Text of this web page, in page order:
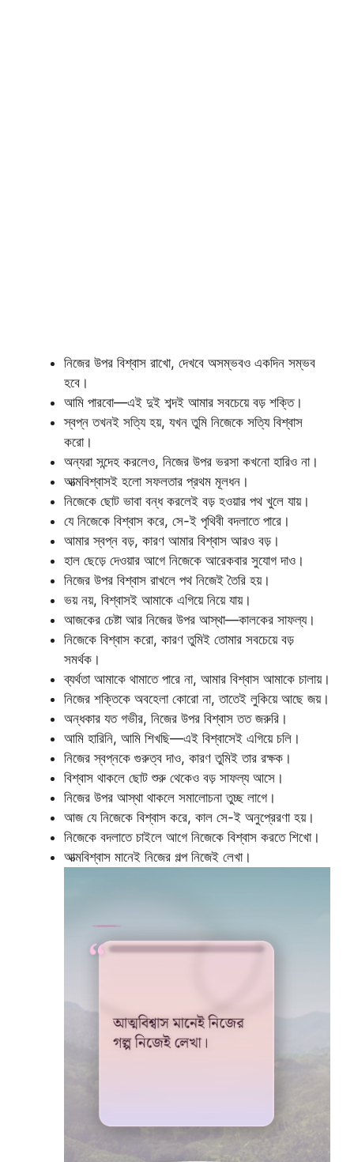
নিজের উপর বিশ্বাস রাখো, দেখবে অসম্ভবও একদিন সম্ভব
হবে।
আমি পারবো—এই দুই শব্দই আমার সবচেয়ে বড় শক্তি।
স্বপ্ন তখনই সত্যি হয়, যখন তুমি নিজেকে সত্যি বিশ্বাস
করো।
অন্যরা সন্দেহ করলেও, নিজের উপর ভরসা কখনো হারিও না।
আত্মবিশ্বাসই হলো সফলতার প্রথম মূলধন।
নিজেকে ছোট ভাবা বন্ধ করলেই বড় হওয়ার পথ খুলে যায়।
যে নিজেকে বিশ্বাস করে, সে-ই পৃথিবী বদলাতে পারে।
আমার স্বপ্ন বড়, কারণ আমার বিশ্বাস আরও বড়।
হাল ছেড়ে দেওয়ার আগে নিজেকে আরেকবার সুযোগ দাও।
নিজের উপর বিশ্বাস রাখলে পথ নিজেই তৈরি হয়।
ভয় নয়, বিশ্বাসই আমাকে এগিয়ে নিয়ে যায়।
আজকের চেষ্টা আর নিজের উপর আস্থা—কালকের সাফল্য।
নিজেকে বিশ্বাস করো, কারণ তুমিই তোমার সবচেয়ে বড়
সমর্থক।
ব্যর্থতা আমাকে থামাতে পারে না, আমার বিশ্বাস আমাকে চালায়।
নিজের শক্তিকে অবহেলা কোরো না, তাতেই লুকিয়ে আছে জয়।
অন্ধকার যত গভীর, নিজের উপর বিশ্বাস তত জরুরি।
আমি হারিনি, আমি শিখছি—এই বিশ্বাসেই এগিয়ে চলি।
নিজের স্বপ্নকে গুরুত্ব দাও, কারণ তুমিই তার রক্ষক।
বিশ্বাস থাকলে ছোট শুরু থেকেও বড় সাফল্য আসে।
নিজের উপর আস্থা থাকলে সমালোচনা তুচ্ছ লাগে।
আজ যে নিজেকে বিশ্বাস করে, কাল সে-ই অনুপ্রেরণা হয়।
নিজেকে বদলাতে চাইলে আগে নিজেকে বিশ্বাস করতে শিখো।
আত্মবিশ্বাস মানেই নিজের গল্প নিজেই লেখা।